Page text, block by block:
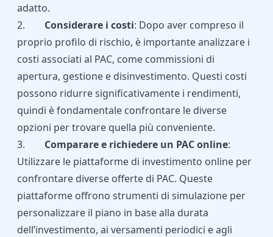
adatto.
2. Considerare i costi: Dopo aver compreso il
proprio profilo di rischio, è importante analizzare i
costi associati al PAC, come commissioni di
apertura, gestione e disinvestimento. Questi costi
possono ridurre significativamente i rendimenti,
quindi è fondamentale confrontare le diverse
opzioni per trovare quella più conveniente.
3. Comparare e richiedere un PAC online:
Utilizzare le piattaforme di investimento online per
confrontare diverse offerte di PAC. Queste
piattaforme offrono strumenti di simulazione per
personalizzare il piano in base alla durata
dell’investimento, ai versamenti periodici e agli